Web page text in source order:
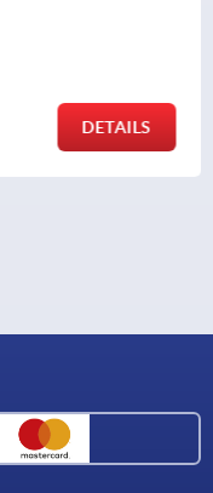
DETAILS